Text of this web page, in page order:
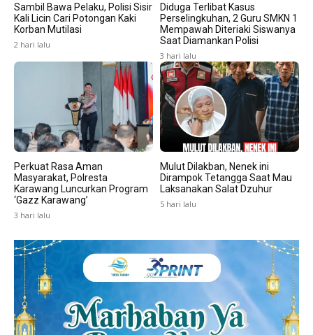
Sambil Bawa Pelaku, Polisi Sisir
Kali Licin Cari Potongan Kaki
Korban Mutilasi
2 hari lalu
Diduga Terlibat Kasus
Perselingkuhan, 2 Guru SMKN 1
Mempawah Diteriaki Siswanya
Saat Diamankan Polisi
3 hari lalu
Perkuat Rasa Aman
Masyarakat, Polresta
Karawang Luncurkan Program
‘Gazz Karawang’
3 hari lalu
Mulut Dilakban, Nenek ini
Dirampok Tetangga Saat Mau
Laksanakan Salat Dzuhur
5 hari lalu